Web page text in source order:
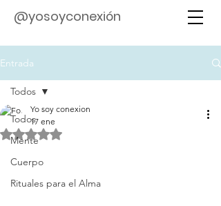
@yosoyconexión
Entrada
Todos
Mente
Cuerpo
Rituales para el Alma
Todos
Yo soy conexion
17 ene
Obtuvo NaN de 5 estrellas.